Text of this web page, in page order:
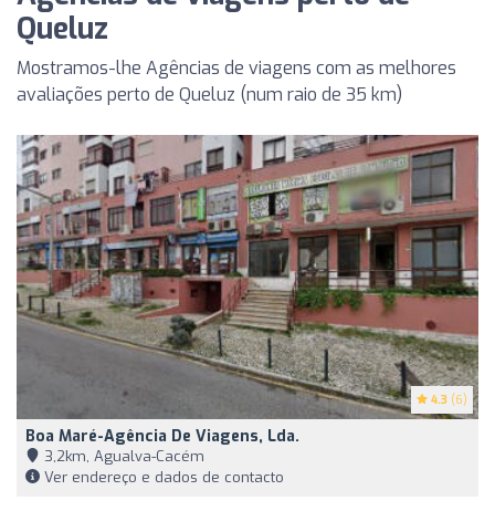
Queluz
Mostramos-lhe Agências de viagens com as melhores
avaliações perto de Queluz (num raio de 35 km)
4.3 (6)
Boa Maré-Agência De Viagens, Lda.
3,2km, Agualva-Cacém
Ver endereço e dados de contacto